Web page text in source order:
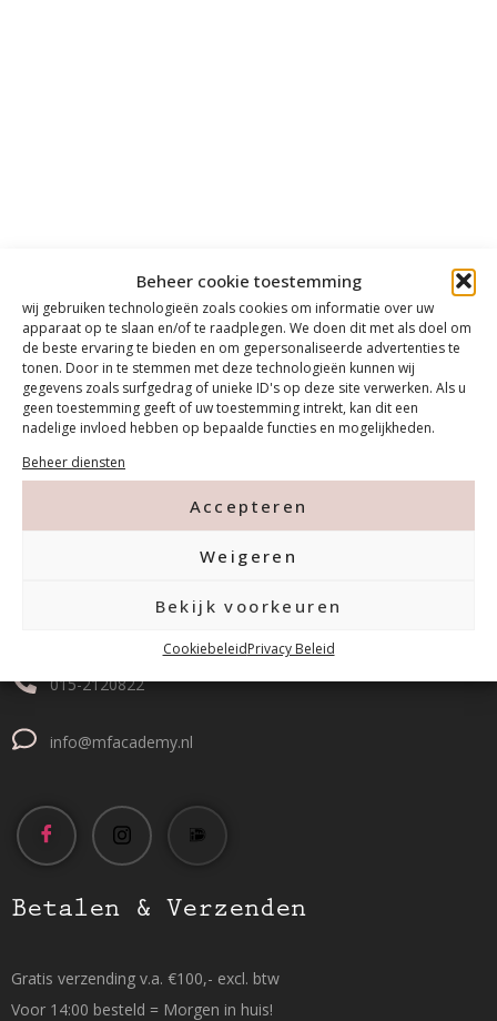
Beheer cookie toestemming
wij gebruiken technologieën zoals cookies om informatie over uw
apparaat op te slaan en/of te raadplegen. We doen dit met als doel om
de beste ervaring te bieden en om gepersonaliseerde advertenties te
tonen. Door in te stemmen met deze technologieën kunnen wij
gegevens zoals surfgedrag of unieke ID's op deze site verwerken. Als u
geen toestemming geeft of uw toestemming intrekt, kan dit een
nadelige invloed hebben op bepaalde functies en mogelijkheden.
Beheer diensten
Accepteren
Weigeren
Bekijk voorkeuren
CookiebeleidPrivacy Beleid
015-2120822
info@mfacademy.nl
Betalen & Verzenden
Gratis verzending v.a. €100,- excl. btw
Voor 14:00 besteld = Morgen in huis!